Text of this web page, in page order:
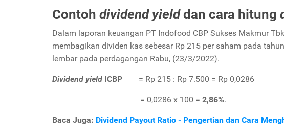
Contoh dividend yielddan cara hitung
Dalam laporan keuangan PT Indofood CBP Sukses Makmur
membagikan dividen kas sebesar Rp 215 per saham pada
lembar pada perdagangan Rabu, (23/3/2022).
Dividend yield ICBP = Rp 215 : Rp 7.500 = Rp 0,0286
= 0,0286 x 100 = 2,86%.
Baca Juga: Dividend Payout Ratio - Pengertian dan Cara